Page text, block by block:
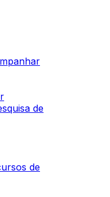
de
de